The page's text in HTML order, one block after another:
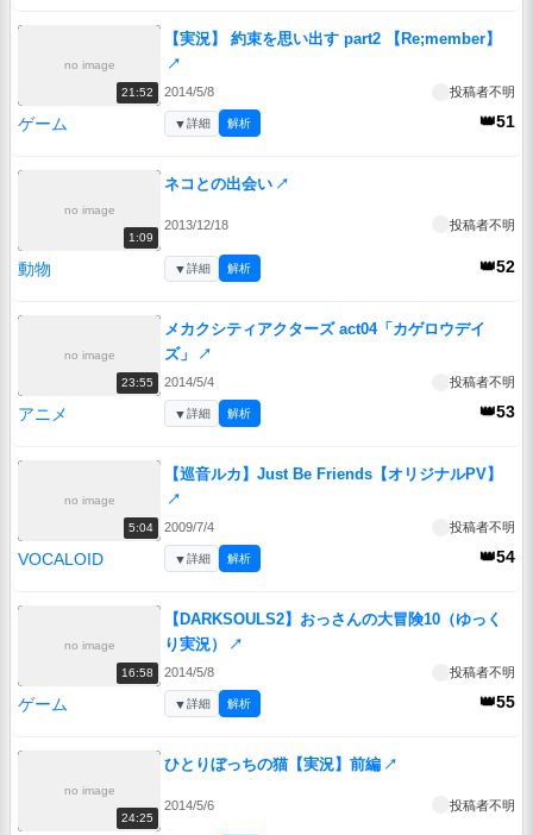
no image
21:52
【実況】 約束を思い出す part2 【Re;member】
↗
2014/5/8 投稿者不明
ゲーム 👑51
▼詳細 解析
no image
1:09
ネコとの出会い ↗
2013/12/18 投稿者不明
動物 👑52
▼詳細 解析
no image
23:55
メカクシティアクターズ act04「カゲロウデイ
ズ」
↗
2014/5/4 投稿者不明
アニメ 👑53
▼詳細 解析
no image
5:04
【巡音ルカ】Just Be Friends【オリジナルPV】
↗
2009/7/4 投稿者不明
VOCALOID 👑54
▼詳細 解析
no image
16:58
【DARKSOULS2】おっさんの大冒険10（ゆっく
り実況）
↗
2014/5/8 投稿者不明
ゲーム 👑55
▼詳細 解析
no image
24:25
ひとりぼっちの猫【実況】前編 ↗
2014/5/6 投稿者不明